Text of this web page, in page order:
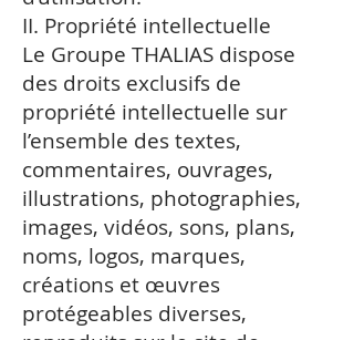
II. Propriété intellectuelle
Le Groupe THALIAS dispose
des droits exclusifs de
propriété intellectuelle sur
l’ensemble des textes,
commentaires, ouvrages,
illustrations, photographies,
images, vidéos, sons, plans,
noms, logos, marques,
créations et œuvres
protégeables diverses,